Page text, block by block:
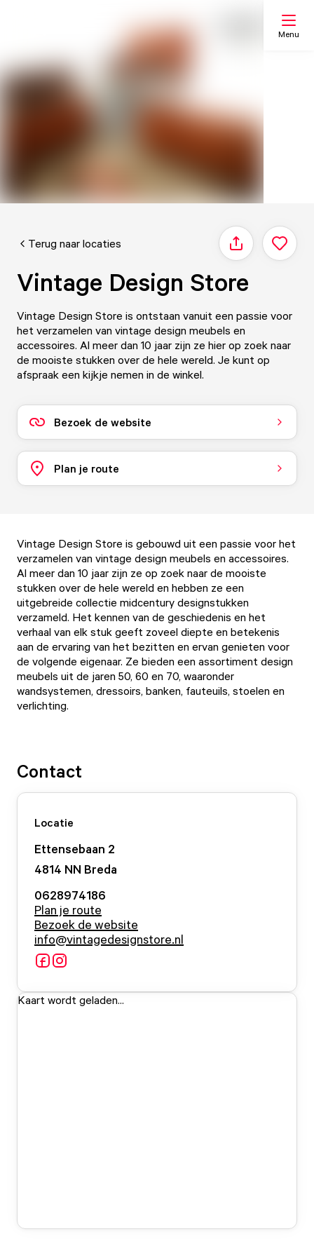
Menu
Terug naar locaties Delen
Vintage Design Store
Vintage Design Store is ontstaan vanuit een passie voor
het verzamelen van vintage design meubels en
accessoires. Al meer dan 10 jaar zijn ze hier op zoek naar
de mooiste stukken over de hele wereld. Je kunt op
afspraak een kijkje nemen in de winkel.
Bezoek de website
Plan je route
Vintage Design Store is gebouwd uit een passie voor het
verzamelen van vintage design meubels en accessoires.
Al meer dan 10 jaar zijn ze op zoek naar de mooiste
stukken over de hele wereld en hebben ze een
uitgebreide collectie midcentury designstukken
verzameld. Het kennen van de geschiedenis en het
verhaal van elk stuk geeft zoveel diepte en betekenis
aan de ervaring van het bezitten en ervan genieten voor
de volgende eigenaar. Ze bieden een assortiment design
meubels uit de jaren 50, 60 en 70, waaronder
wandsystemen, dressoirs, banken, fauteuils, stoelen en
verlichting.
Contact
Locatie
Ettensebaan 2
4814 NN Breda
0628974186
Plan je route
Bezoek de website
info@vintagedesignstore.nl
Kaart wordt geladen...